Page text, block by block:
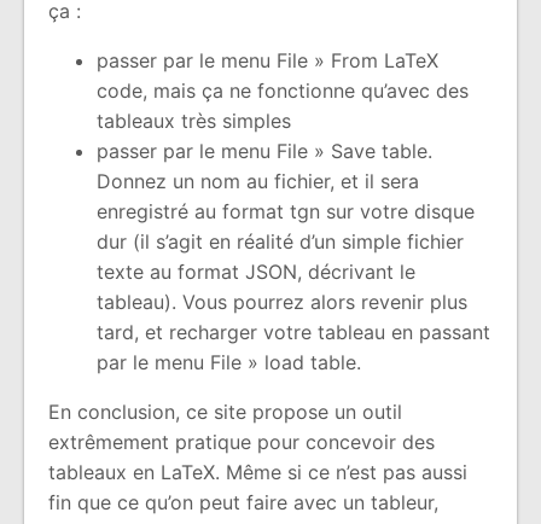
ça :
passer par le menu File » From LaTeX
code, mais ça ne fonctionne qu’avec des
tableaux très simples
passer par le menu File » Save table.
Donnez un nom au fichier, et il sera
enregistré au format tgn sur votre disque
dur (il s’agit en réalité d’un simple fichier
texte au format JSON, décrivant le
tableau). Vous pourrez alors revenir plus
tard, et recharger votre tableau en passant
par le menu File » load table.
En conclusion, ce site propose un outil
extrêmement pratique pour concevoir des
tableaux en LaTeX. Même si ce n’est pas aussi
fin que ce qu’on peut faire avec un tableur,